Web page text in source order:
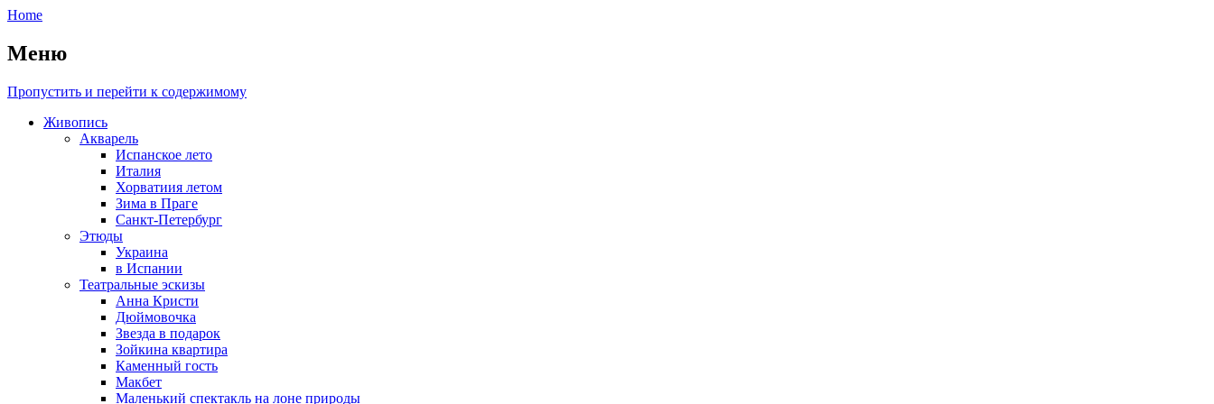
Home
Меню
Пропустить и перейти к содержимому
Живопись
Акварель
Испанское лето
Италия
Хорватиия летом
Зима в Праге
Санкт-Петербург
Этюды
Украина
в Испании
Театральные эскизы
Анна Кристи
Дюймовочка
Звезда в подарок
Зойкина квартира
Каменный гость
Макбет
Маленький спектакль на лоне природы